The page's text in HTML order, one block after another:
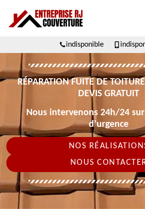
indisponible
RÉPARATION FUITE DE
DEVIS GRATUIT
Nous intervenons 24h/24
d'urgence
NOS
NOUS